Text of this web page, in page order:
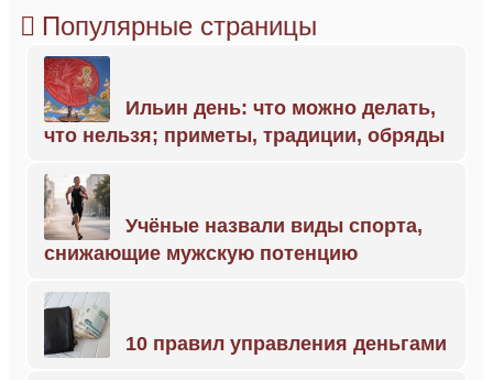
Популярные страницы
Ильин день: что можно делать,
что нельзя; приметы, традиции, обряды
Учёные назвали виды спорта,
снижающие мужскую потенцию
10 правил управления деньгами